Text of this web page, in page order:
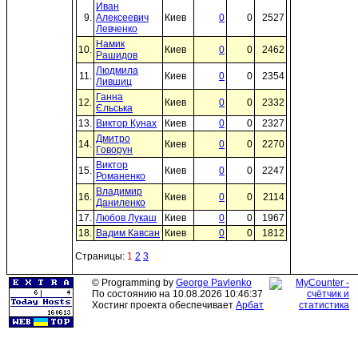
9.
Иван
Алексеевич
Левченко
Киев 0 0 2527
10. Намик
Рашидов
Киев 0 0 2462
11. Людмила
Лившиц
Киев 0 0 2354
12. Ганна
Єльська
Киев 0 0
2332
13. Виктор Кунах Киев 0 0
2327
14. Дмитро
Говорун
Киев 0 0 2270
15. Виктор
Романенко
Киев 0 0 2247
16. Владимир
Даниленко
Киев 0 0
2114
17. Любов Лукаш Киев 0 0
1967
18. Вадим Кавсан Киев 0 0 1812
Страницы: 1 2 3
© Programming by George Pavlenko
По состоянию на 10.08.2026 10:46:37
Хостинг проекта обеспечивает Арбат